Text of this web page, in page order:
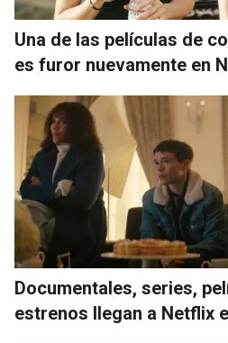
Una de las películas de
es furor nuevamente en
Documentales, series,
estrenos llegan a Netflix